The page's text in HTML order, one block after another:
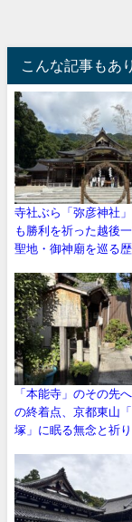
こんな記事もあ
寺社ぶら「弥彦神社
も勝利を祈った越後
聖地・御神廟を巡る
「本能寺」のその先
の終着点、京都東山
塚」に眠る無念と祈り